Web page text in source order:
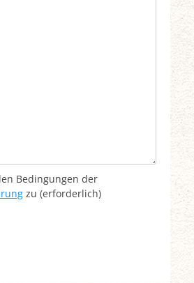
Bedingungen der
zu (erforderlich)